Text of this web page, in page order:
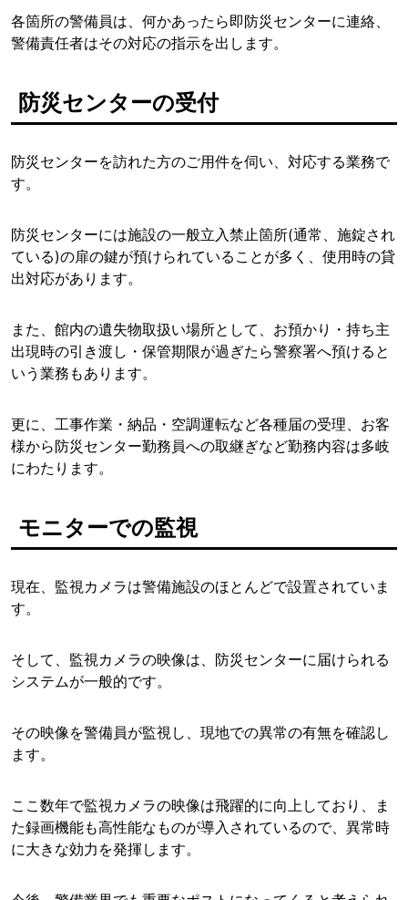
各箇所の警備員は、何かあったら即防災センターに連絡、
警備責任者はその対応の指示を出します。
防災センターの受付
防災センターを訪れた方のご用件を伺い、対応する業務で
す。
防災センターには施設の一般立入禁止箇所(通常、施錠され
ている)の扉の鍵が預けられていることが多く、使用時の貸
出対応があります。
また、館内の遺失物取扱い場所として、お預かり・持ち主
出現時の引き渡し・保管期限が過ぎたら警察署へ預けると
いう業務もあります。
更に、工事作業・納品・空調運転など各種届の受理、お客
様から防災センター勤務員への取継ぎなど勤務内容は多岐
にわたります。
モニターでの監視
現在、監視カメラは警備施設のほとんどで設置されていま
す。
そして、監視カメラの映像は、防災センターに届けられる
システムが一般的です。
その映像を警備員が監視し、現地での異常の有無を確認し
ます。
ここ数年で監視カメラの映像は飛躍的に向上しており、ま
た録画機能も高性能なものが導入されているので、異常時
に大きな効力を発揮します。